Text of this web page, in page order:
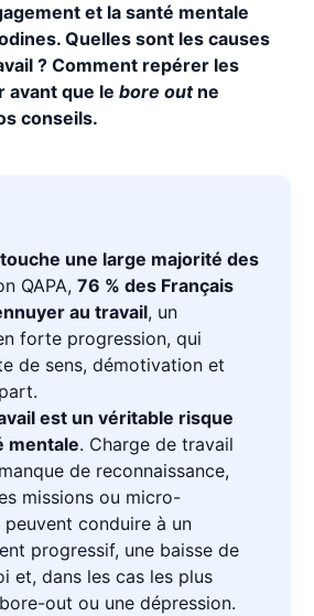
et la santé mentale
Quelles sont les causes
? Comment repérer les
avant que le bore outne
conseils.
une large majorité des
QAPA, 76 % des Français
au travail, un
forte progression, qui
de sens, démotivation et
est un véritable risque
mentale. Charge de travail
de reconnaissance,
missions ou micro-
peuvent conduire à un
progressif, une baisse de
et, dans les cas les plus
out ou une dépression.